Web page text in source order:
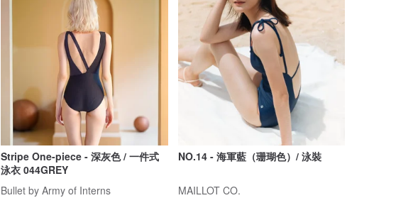
Stripe One-piece - 深灰色 / 一件式
泳衣 044GREY
Bullet by Army of Interns
NO.14 - 海軍藍（珊瑚色）/ 泳裝
MAILLOT CO.